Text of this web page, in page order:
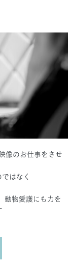
像のお仕事をさせ
はなく
動物愛護にも力を